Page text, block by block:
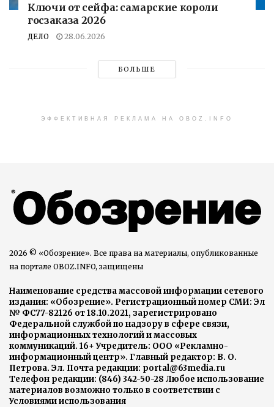
Ключи от сейфа: самарские короли
госзаказа 2026
ДЕЛО 28.06.2026
БОЛЬШЕ
ЭФФЕКТИВНАЯ РЕКЛАМА НА OBOZ.INFO
2026 © «Обозрение». Все права на материалы, опубликованные
на портале OBOZ.INFO, защищены
Наименование средства массовой информации сетевого
издания: «Обозрение». Регистрационный номер СМИ: Эл
№ ФС77-82126 от 18.10.2021, зарегистрировано
Федеральной службой по надзору в сфере связи,
информационных технологий и массовых
коммуникаций. 16+ Учредитель: ООО «Рекламно-
информационный центр». Главный редактор: В. О.
Петрова. Эл. Почта редакции: portal@63media.ru
Телефон редакции: (846) 342-50-28 Любое использование
материалов возможно только в соответствии с
Условиями использования